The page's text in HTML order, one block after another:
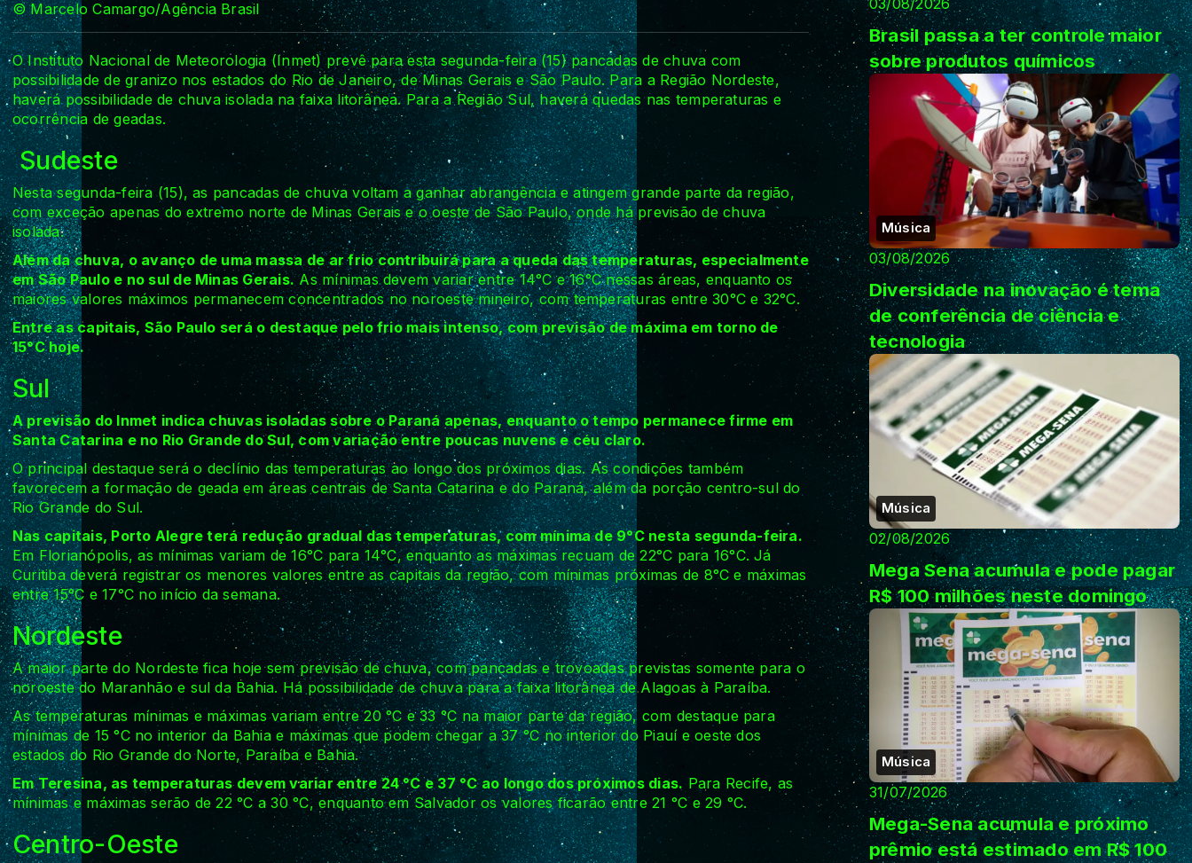
© Marcelo Camargo/Agência Brasil
O Instituto Nacional de Meteorologia (Inmet) prevê para esta segunda-feira (15) pancadas de chuva com
possibilidade de granizo nos estados do Rio de Janeiro, de Minas Gerais e São Paulo. Para a Região Nordeste,
haverá possibilidade de chuva isolada na faixa litorânea. Para a Região Sul, haverá quedas nas temperaturas e
ocorrência de geadas.
Sudeste
Nesta segunda-feira (15), as pancadas de chuva voltam a ganhar abrangência e atingem grande parte da região,
com exceção apenas do extremo norte de Minas Gerais e o oeste de São Paulo, onde há previsão de chuva
isolada.
Além da chuva, o avanço de uma massa de ar frio contribuirá para a queda das temperaturas, especialmente
em São Paulo e no sul de Minas Gerais.As mínimas devem variar entre 14°C e 16°C nessas áreas, enquanto os
maiores valores máximos permanecem concentrados no noroeste mineiro, com temperaturas entre 30°C e 32°C.
Entre as capitais, São Paulo será o destaque pelo frio mais intenso, com previsão de máxima em torno de
15°C hoje.
Sul
A previsão do Inmet indica chuvas isoladas sobre o Paraná apenas, enquanto o tempo permanece firme em
Santa Catarina e no Rio Grande do Sul, com variação entre poucas nuvens e céu claro.
O principal destaque será o declínio das temperaturas ao longo dos próximos dias. As condições também
favorecem a formação de geada em áreas centrais de Santa Catarina e do Paraná, além da porção centro-sul do
Rio Grande do Sul.
Nas capitais, Porto Alegre terá redução gradual das temperaturas, com mínima de 9°C nesta segunda-feira.
Em Florianópolis, as mínimas variam de 16°C para 14°C, enquanto as máximas recuam de 22°C para 16°C. Já
Curitiba deverá registrar os menores valores entre as capitais da região, com mínimas próximas de 8°C e máximas
entre 15°C e 17°C no início da semana.
Nordeste
A maior parte do Nordeste fica hoje sem previsão de chuva, com pancadas e trovoadas previstas somente para o
noroeste do Maranhão e sul da Bahia. Há possibilidade de chuva para a faixa litorânea de Alagoas à Paraíba.
As temperaturas mínimas e máximas variam entre 20 °C e 33 °C na maior parte da região, com destaque para
mínimas de 15 °C no interior da Bahia e máximas que podem chegar a 37 °C no interior do Piauí e oeste dos
estados do Rio Grande do Norte, Paraíba e Bahia.
Em Teresina, as temperaturas devem variar entre 24 °C e 37 °C ao longo dos próximos dias. Para Recife, as
mínimas e máximas serão de 22 °C a 30 °C, enquanto em Salvador os valores ficarão entre 21 °C e 29 °C.
Centro-Oeste
Brasil passa a ter controle maior
sobre produtos químicos
Música
03/08/2026
Diversidade na inovação é tema
de conferência de ciência e
tecnologia
Música
02/08/2026
Mega Sena acumula e pode pagar
R$ 100 milhões neste domingo
Música
31/07/2026
Mega-Sena acumula e próximo
prêmio está estimado em R$ 100